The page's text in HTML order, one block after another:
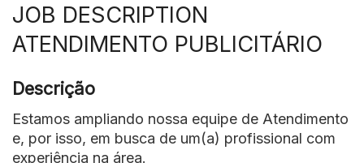
JOB DESCRIPTION
ATENDIMENTO PUBLICITÁRIO
Descrição
Estamos ampliando nossa equipe de Atendimento
e, por isso, em busca de um(a) profissional com
experiência na área.